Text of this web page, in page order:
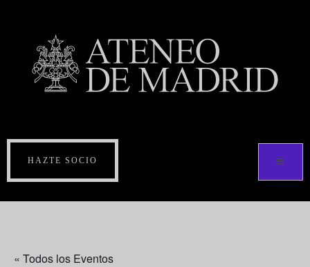
HAZTE SOCIO
« Todos los Eventos